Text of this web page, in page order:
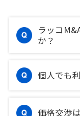
ラッコ
か？
個人でも
価格交渉